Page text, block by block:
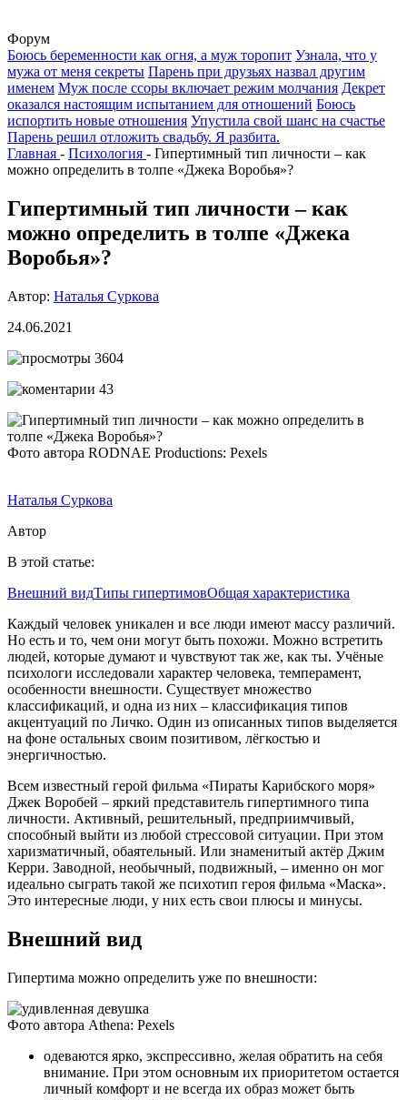
Форум
Боюсь беременности как огня, а муж торопит Узнала, что у
мужа от меня секреты Парень при друзьях назвал другим
именем Муж после ссоры включает режим молчания Декрет
оказался настоящим испытанием для отношений Боюсь
испортить новые отношения Упустила свой шанс на счастье
Парень решил отложить свадьбу. Я разбита.
Главная - Психология - Гипертимный тип личности – как
можно определить в толпе «Джека Воробья»?
Гипертимный тип личности – как
можно определить в толпе «Джека
Воробья»?
Автор: Наталья Суркова
24.06.2021
3604
43
Фото автора RODNAE Productions: Pexels
Наталья Суркова
Автор
В этой статье:
Внешний видТипы гипертимовОбщая характеристика
Каждый человек уникален и все люди имеют массу различий.
Но есть и то, чем они могут быть похожи. Можно встретить
людей, которые думают и чувствуют так же, как ты. Учёные
психологи исследовали характер человека, темперамент,
особенности внешности. Существует множество
классификаций, и одна из них – классификация типов
акцентуаций по Личко. Один из описанных типов выделяется
на фоне остальных своим позитивом, лёгкостью и
энергичностью.
Всем известный герой фильма «Пираты Карибского моря»
Джек Воробей – яркий представитель гипертимного типа
личности. Активный, решительный, предприимчивый,
способный выйти из любой стрессовой ситуации. При этом
харизматичный, обаятельный. Или знаменитый актёр Джим
Керри. Заводной, необычный, подвижный, – именно он мог
идеально сыграть такой же психотип героя фильма «Маска».
Это интересные люди, у них есть свои плюсы и минусы.
Внешний вид
Гипертима можно определить уже по внешности:
Фото автора Athena: Pexels
одеваются ярко, экспрессивно, желая обратить на себя
внимание. При этом основным их приоритетом остается
личный комфорт и не всегда их образ может быть